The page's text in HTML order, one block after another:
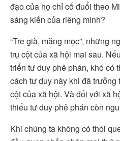
đạo của họ chỉ cố đuổi theo
sáng kiến của riêng mình?
“Tre già, măng mọc”, những
trụ cột của xã hội mai sau.
triển tư duy phê phán, khó có
cách tư duy này khi đã
cột của xã hội. Và đối với xã
thiếu tư duy phê phán còn
Khi chúng ta không có thói